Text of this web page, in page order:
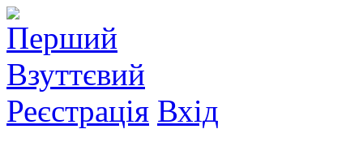
Реєстрація Вхід